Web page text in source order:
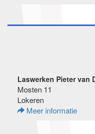
Laswerken Pieter van
Mosten 11
Lokeren
Meer informatie